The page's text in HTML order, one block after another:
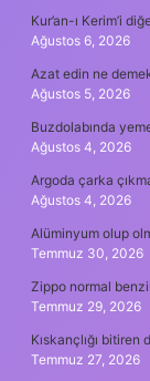
Kur’an-ı Kerim’i
Ağustos 6, 2026
Azat edin ne
Ağustos 5, 2026
Buzdolabında
Ağustos 4, 2026
Argoda çarka
Ağustos 4, 2026
Alüminyum olup
Temmuz 30, 2026
Zippo normal
Temmuz 29, 2026
Kıskançlığı bitiren
Temmuz 27, 2026